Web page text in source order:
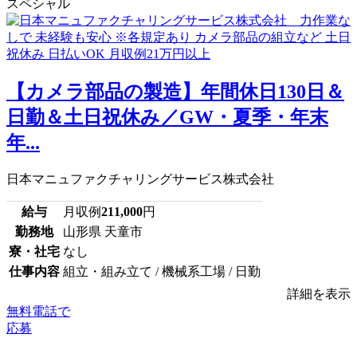
スペシャル
【カメラ部品の製造】年間休日130日＆
日勤＆土日祝休み／GW・夏季・年末
年...
日本マニュファクチャリングサービス株式会社
給与 月収例211,000円
勤務地
山形県 天童市
寮・社宅 なし
仕事内容 組立・組み立て / 機械系工場 / 日勤
詳細を表示
無料電話で
応募